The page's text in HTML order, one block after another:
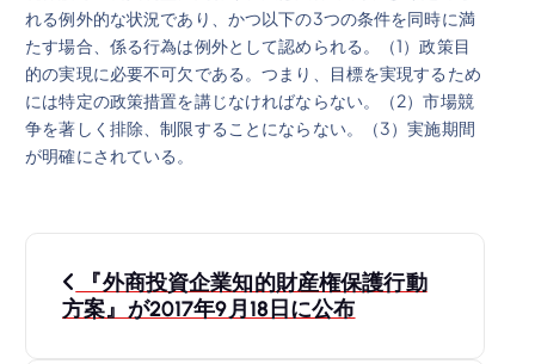
れる例外的な状況であり、かつ以下の3つの条件を同時に満
たす場合、係る行為は例外として認められる。（1）政策目
的の実現に必要不可欠である。つまり、目標を実現するため
には特定の政策措置を講じなければならない。（2）市場競
争を著しく排除、制限することにならない。（3）実施期間
が明確にされている。
投
稿
『外商投資企業知的財産権保護行動
方案』が2017年9月18日に公布